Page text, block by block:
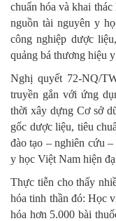
chuẩn hóa và khai
nguồn tài nguyên y
công nghiệp dược
quảng bá thương hiệu
Nghị quyết 72-NQ/
truyền gắn với ứng
thời xây dựng Cơ sở
gốc dược liệu, tiêu
đào tạo – nghiên cứu
y học Việt Nam hiện
Thực tiễn cho thấy
hóa tinh thần đó: Học
hóa hơn 5.000 bài